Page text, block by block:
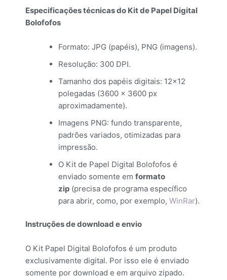
Especificações técnicas do Kit de Papel Digital
Bolofofos
Formato: JPG (papéis), PNG (imagens).
Resolução: 300 DPI.
Tamanho dos papéis digitais: 12×12
polegadas (3600 × 3600 px
aproximadamente).
Imagens PNG: fundo transparente,
padrões variados, otimizadas para
impressão.
O Kit de Papel Digital Bolofofos é
enviado somente em formato
zip (precisa de programa específico
para abrir, como, por exemplo, WinRar).
Instruções de download e envio
O Kit Papel Digital Bolofofos é um produto
exclusivamente digital. Por isso ele é enviado
somente por download e em arquivo zipado.